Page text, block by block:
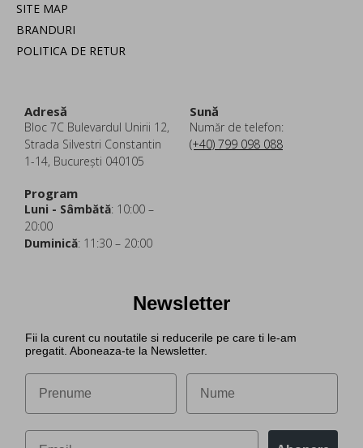
SITE MAP
BRANDURI
POLITICA DE RETUR
Adresă
Bloc 7C Bulevardul Unirii 12,
Strada Silvestri Constantin
1-14, București 040105
Sună
Număr de telefon:
(+40) 799 098 088
Program
Luni - Sâmbătă: 10:00 –
20:00
Duminică: 11:30 – 20:00
Newsletter
Fii la curent cu noutatile si reducerile pe care ti le-am
pregatit. Aboneaza-te la Newsletter.